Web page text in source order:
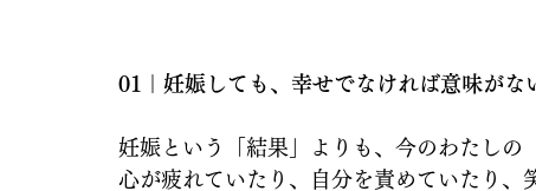
01｜妊娠しても、幸せでなければ意味がな
妊娠という「結果」よりも、今のわたしの
心が疲れていたり、自分を責めていたり、